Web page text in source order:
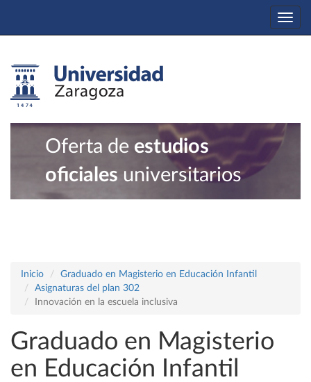
Oferta de estudios
oficiales universitarios
Inicio
Graduado en Magisterio en Educación Infantil
Asignaturas del plan 302
Innovación en la escuela inclusiva
Graduado en Magisterio
en Educación Infantil